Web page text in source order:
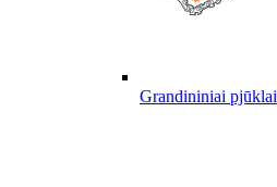
Grandininiai pjūklai